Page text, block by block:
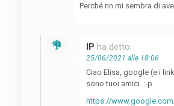
Perché nn mi sembra di
IP ha detto:
25/06/2021 alle 18:06
Ciao Elisa, google (e i
sono tuoi amici. :-p
https://